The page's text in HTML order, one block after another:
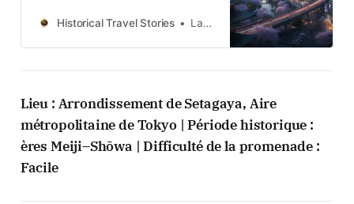
legends across the country.
Historical Travel Stories Lawrence
Lieu : Arrondissement de Setagaya, Aire
métropolitaine de Tokyo | Période historique :
ères Meiji–Shōwa | Difficulté de la promenade :
Facile